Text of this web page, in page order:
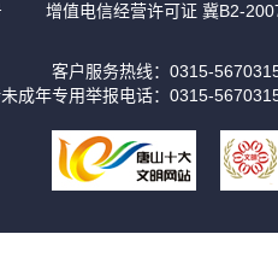
增值电信经营许可证 冀B2-
客户服务热线：0315-
成年专用举报电话：0315-